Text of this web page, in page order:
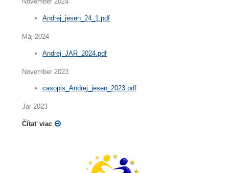
Andrej_jesen_24_1.pdf
Máj 2024
Andrej_JAR_2024.pdf
November 2023
casopis_Andrej_jesen_2023.pdf
Jar 2023
Čítať viac